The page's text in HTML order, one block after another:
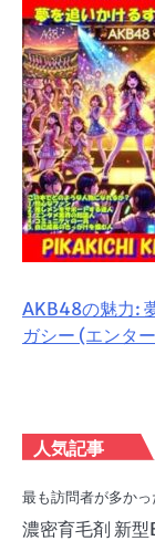
AKB48の魅力:
ガシー (エンタ
人気記事
最も訪問者が多か
濃密育毛剤 新